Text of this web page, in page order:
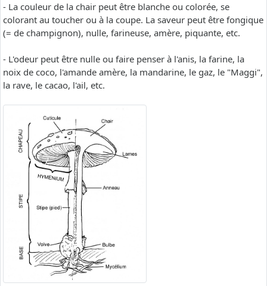
- La couleur de la chair peut être blanche ou colorée, se
colorant au toucher ou à la coupe. La saveur peut être fongique
(= de champignon), nulle, farineuse, amère, piquante, etc.
- L'odeur peut être nulle ou faire penser à l'anis, la farine, la
noix de coco, l'amande amère, la mandarine, le gaz, le "Maggi",
la rave, le cacao, l'ail, etc.